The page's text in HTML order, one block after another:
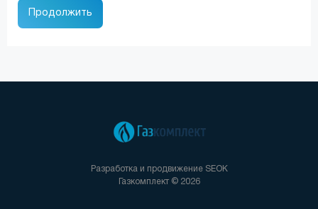
Продолжить
Разработка и продвижение SEOK
Газкомплект © 2026